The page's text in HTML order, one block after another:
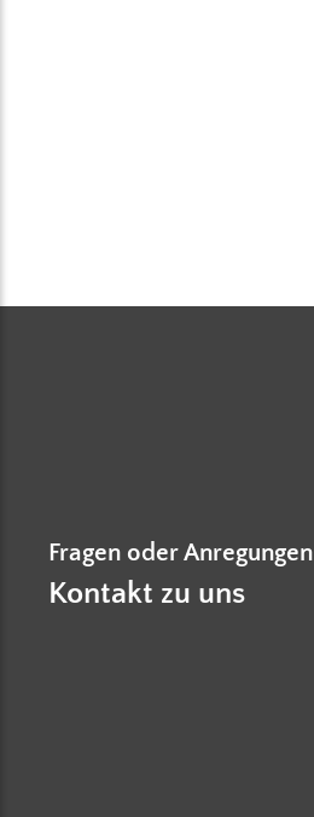
Fragen oder Anregungen
Kontakt zu uns